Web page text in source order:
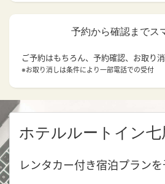
予約から確認までス
ご予約はもちろん、予約確認、お取り消
※お取り消しは条件により一部電話での受付
ホテルルートイン七
レンタカー付き宿泊プラン